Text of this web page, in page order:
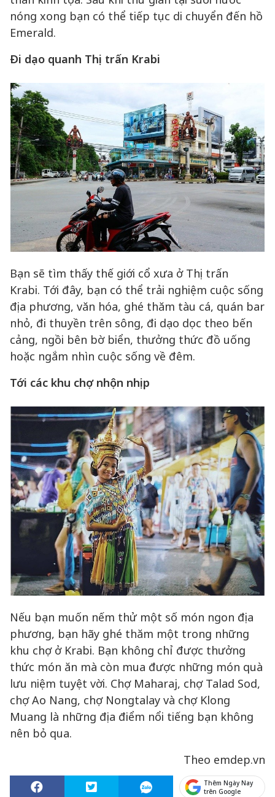
nóng xong bạn có thể tiếp tục di chuyển đến hồ
Emerald.
Đi dạo quanh Thị trấn Krabi
Bạn sẽ tìm thấy thế giới cổ xưa ở Thị trấn
Krabi. Tới đây, bạn có thể trải nghiệm cuộc sống
địa phương, văn hóa, ghé thăm tàu cá, quán bar
nhỏ, đi thuyền trên sông, đi dạo dọc theo bến
cảng, ngồi bên bờ biển, thưởng thức đồ uống
hoặc ngắm nhìn cuộc sống về đêm.
Tới các khu chợ nhộn nhịp
Nếu bạn muốn nếm thử một số món ngon địa
phương, bạn hãy ghé thăm một trong những
khu chợ ở Krabi. Bạn không chỉ được thưởng
thức món ăn mà còn mua được những món quà
lưu niệm tuyệt vời. Chợ Maharaj, chợ Talad Sod,
chợ Ao Nang, chợ Nongtalay và chợ Klong
Muang là những địa điểm nổi tiếng bạn không
nên bỏ qua.
Theo emdep.vn
Thêm Ngày Nay
trên Google